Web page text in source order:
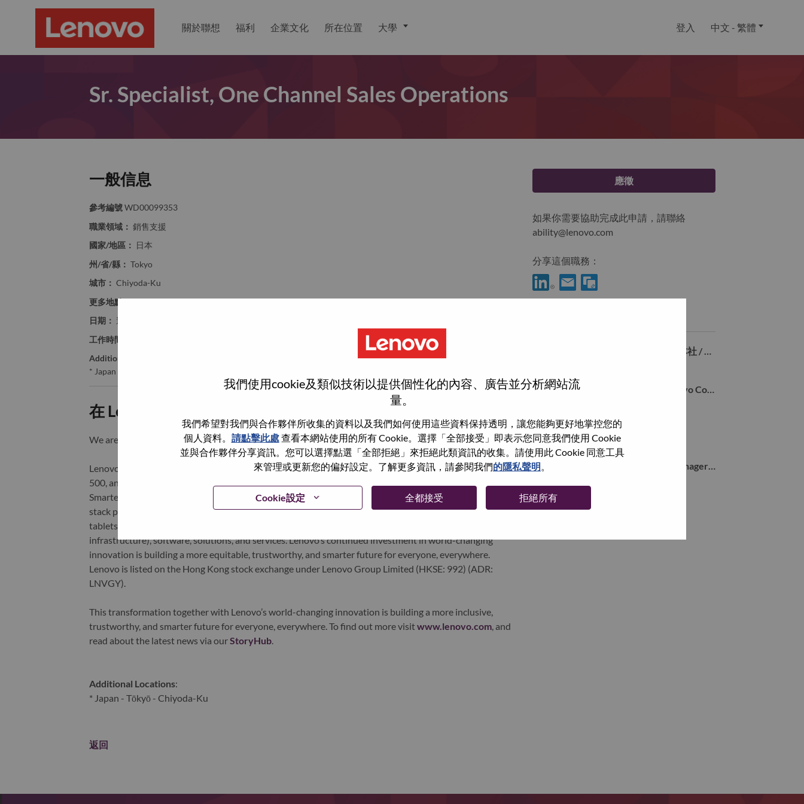
我們使用cookie及類似技術以提供個性化的內容、廣告並分析網站流
量。
我們希望對我們與合作夥伴所收集的資料以及我們如何使用這些資料保持透明，讓您能夠更好地掌控您的
個人資料。 請點擊此處查看本網站使用的所有 Cookie。選擇「全部接受」即表示您同意我們使用 Cookie
並與合作夥伴分享資訊。您可以選擇點選「全部拒絕」來拒絕此類資訊的收集。請使用此 Cookie 同意工具
來管理或更新您的偏好設定。了解更多資訊，請參閱我們的隱私聲明。
Cookie設定 全都接受 拒絕所有
關於聯想 福利 企業文化 所在位置 大學 登入 中文 - 繁體
Sr. Specialist, One Channel Sales Operations
一般信息
參考編號 WD00099353
職業領域： 銷售支援
國家/地區： 日本
州/省/縣： Tokyo
城市： Chiyoda-Ku
更多地點：Japan
日期： 週一, 六月 15, 2026
工作時間：
Additional Locations
* Japan - Tōkyō - Chiyoda-Ku
在 Lenovo 工作的好處
We are Lenovo. We do what we say. We own what we do. We WOW our customers.
Lenovo is a US$83 billion revenue global technology powerhouse, ranked #153 in the Fortune Global
500, and serving millions of customers every day in 180 markets. Focused on a bold vision to deliver
Smarter Technology for All, Lenovo has built on its success as the world’s largest PC company with a full-
stack portfolio of AI-enabled, AI-ready, and AI-optimized devices (PCs, workstations, smartphones,
tablets), infrastructure (server, storage, edge, high performance computing and software defined
infrastructure), software, solutions, and services. Lenovo’s continued investment in world-changing
innovation is building a more equitable, trustworthy, and smarter future for everyone, everywhere.
Lenovo is listed on the Hong Kong stock exchange under Lenovo Group Limited (HKSE: 992) (ADR:
LNVGY).
This transformation together with Lenovo’s world-changing innovation is building a more inclusive,
trustworthy, and smarter future for everyone, everywhere. To find out more visitwww.lenovo.com, and
read about the latest news via our StoryHub.
Additional Locations:
* Japan - Tōkyō - Chiyoda-Ku
返回
應徵
如果你需要協助完成此申請，請聯絡
ability@lenovo.com
分享這個職務：
使用 LinkedIn 分享 Sr. Specialist, One Channel Sales Operations
透過電子郵件分享 Sr. Specialist, One Channel Sales
NECパーソナルコンピュータ 東京本社 / 内勤営業(契約社員)
Sales Operations Manager for Lenovo Consumer segment
Sales Training Manager - AP
Chiyoda-Ku, Tokyo, 日本,
Industry Business Development Manager (NECPC)
瀏覽全部